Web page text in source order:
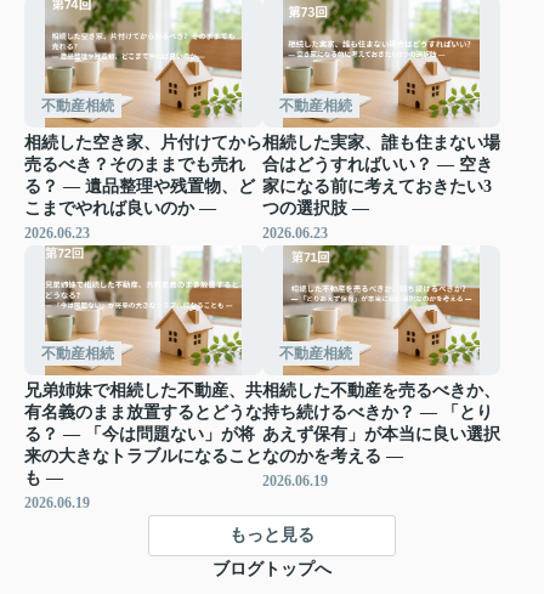
不動産相続
相続した空き家、片付けてから
売るべき？そのままでも売れ
る？ ― 遺品整理や残置物、ど
こまでやれば良いのか ―
2026.06.23
不動産相続
相続した実家、誰も住まない場
合はどうすればいい？ ― 空き
家になる前に考えておきたい3
つの選択肢 ―
2026.06.23
不動産相続
兄弟姉妹で相続した不動産、共
有名義のまま放置するとどうな
る？ ― 「今は問題ない」が将
来の大きなトラブルになること
も ―
2026.06.19
不動産相続
相続した不動産を売るべきか、
持ち続けるべきか？ ― 「とり
あえず保有」が本当に良い選択
なのかを考える ―
2026.06.19
もっと見る
ブログトップへ